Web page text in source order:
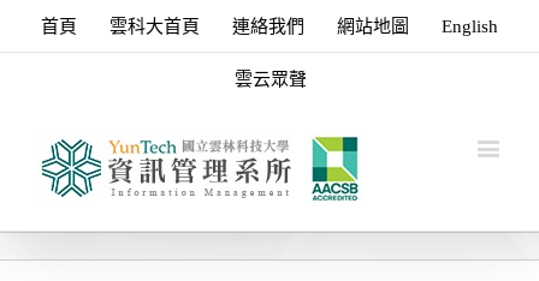
首頁 雲科大首頁 連絡我們 網站地圖 English
雲云眾聲